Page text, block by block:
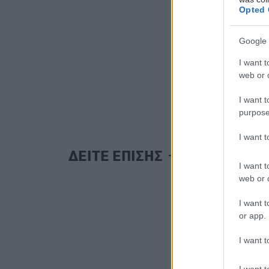
Opted
Google
I want
web or
I want
I want
I want
web or
I want
or app.
I want
ΔΕΙΤΕ ΕΠΙΣΗΣ